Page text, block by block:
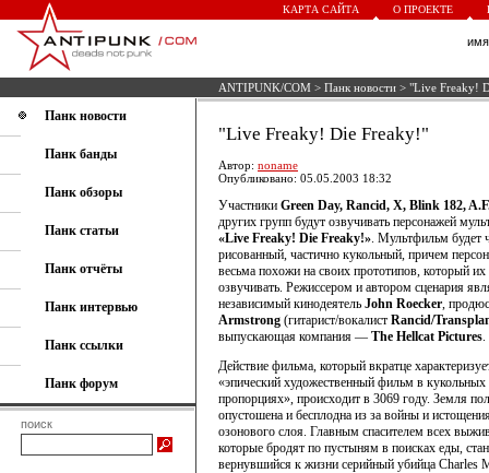
КАРТА САЙТА О ПРОЕКТЕ
ANTIPUNK/COM > Панк новости > "Live Freaky!
Панк новости
Панк банды
Панк обзоры
Панк статьи
Панк отчёты
Панк интервью
Панк ссылки
Панк форум
поиск
"Live Freaky! Die Freaky!"
Автор: noname
Опубликовано: 05.05.2003 18:32
Участники Green Day, Rancid, X, Blink 182,
других групп будут озвучивать персонажей
«Live Freaky! Die Freaky!». Мультфильм будет
рисованный, частично кукольный, причем
весьма похожи на своих прототипов, который их
озвучивать. Режиссером и автором сценария
независимый кинодеятель John Roecker,
Armstrong (гитарист/вокалист Rancid/
выпускающая компания — The Hellcat Pictures.
Действие фильма, который вкратце
«эпический художественный фильм в кукольных
пропорциях», происходит в 3069 году. Земля
опустошена и бесплодна из за войны и
озонового слоя. Главным спасителем всех
которые бродят по пустыням в поисках еды,
вернувшийся к жизни серийный убийца Charles